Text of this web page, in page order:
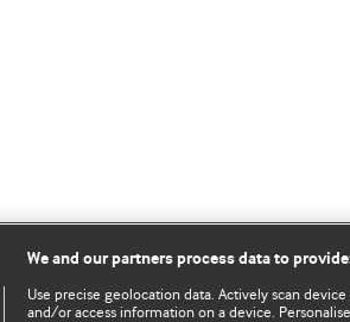
We and our partners process data to
Use precise geolocation data. Actively scan
and/or access information on a device.